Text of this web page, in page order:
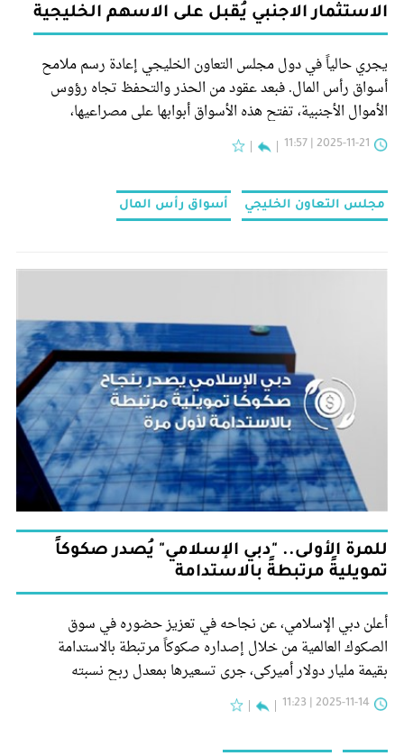
الاستثمار الاجنبي يُقبل على الاسهم الخليجية
يجري حالياً في دول مجلس التعاون الخليجي إعادة رسم ملامح
أسواق رأس المال. فبعد عقود من الحذر والتحفظ تجاه رؤوس
الأموال الأجنبية، تفتح هذه الأسواق أبوابها على مصراعيها،
مستقبلة المستثمرين الدوليين بترحاب غير مسبوق.
2025-11-21 | 11:57
مجلس التعاون الخليجي أسواق رأس المال
للمرة الأولى.. "دبي الإسلامي" يُصدر صكوكاً
تمويليةً مرتبطةً بالاستدامة
أعلن دبي الإسلامي، عن نجاحه في تعزيز حضوره في سوق
الصكوك العالمية من خلال إصداره صكوكاً مرتبطة بالاستدامة
بقيمة مليار دولار أميركي، جرى تسعيرها بمعدل ربح نسبته
4.572% سنوياً وبأجل مدته خمس سنوات.2025-11-14 | 11:23